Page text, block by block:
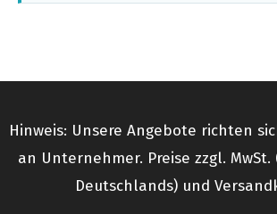
Hinweis: Unsere Angebote richten
an Unternehmer. Preise zzgl.
Deutschlands) und